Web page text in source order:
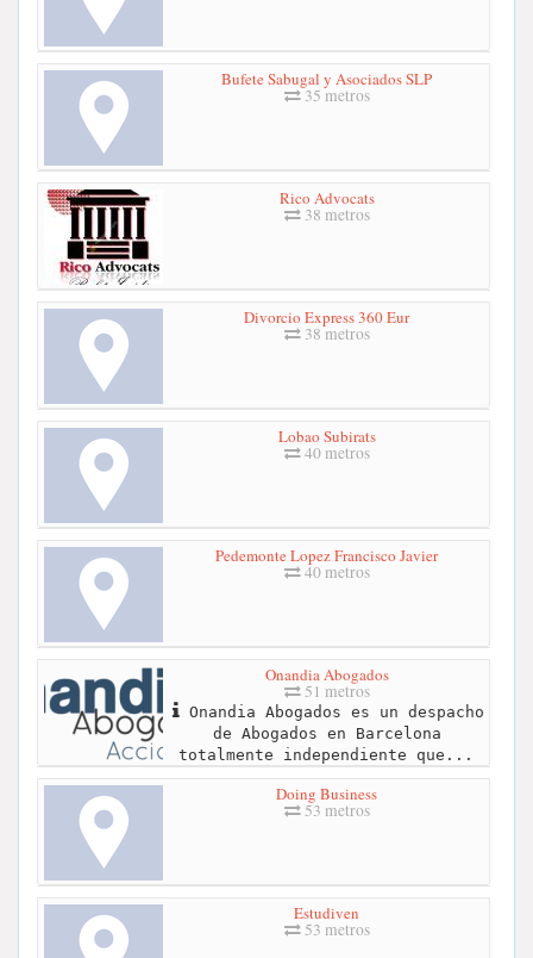
Bufete Sabugal y Asociados SLP
35 metros
Rico Advocats
38 metros
Divorcio Express 360 Eur
38 metros
Lobao Subirats
40 metros
Pedemonte Lopez Francisco Javier
40 metros
Onandia Abogados
51 metros
Onandia Abogados es un despacho
de Abogados en Barcelona
totalmente independiente que...
Doing Business
53 metros
Estudiven
53 metros